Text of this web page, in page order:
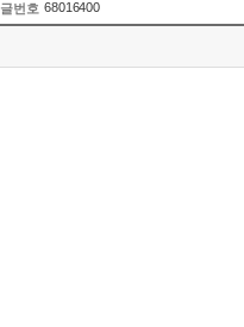
글번호 68016400